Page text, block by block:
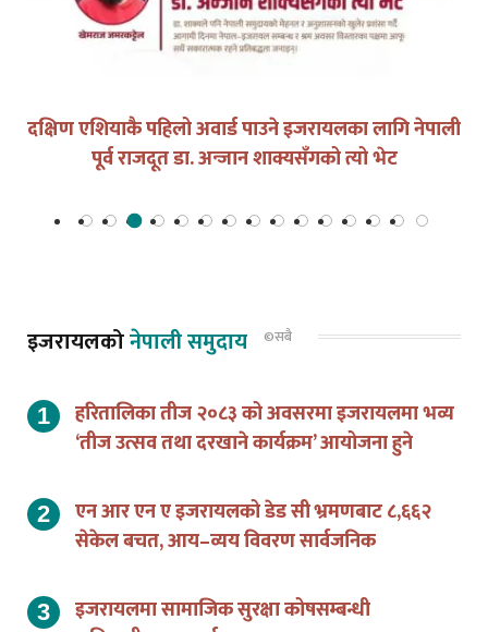
दक्षिण एशियाकै पहिलो अवार्ड पाउने इजरायलका लागि नेपाली
पूर्व राजदूत डा. अन्जान शाक्यसँगको त्यो भेट
इजरायलकोनेपाली समुदाय ©सबै
हरितालिका तीज २०८३ को अवसरमा इजरायलमा भव्य
‘तीज उत्सव तथा दरखाने कार्यक्रम’ आयोजना हुने
एन आर एन ए इजरायलको डेड सी भ्रमणबाट ८,६६२
सेकेल बचत, आय–व्यय विवरण सार्वजनिक
इजरायलमा सामाजिक सुरक्षा कोषसम्बन्धी